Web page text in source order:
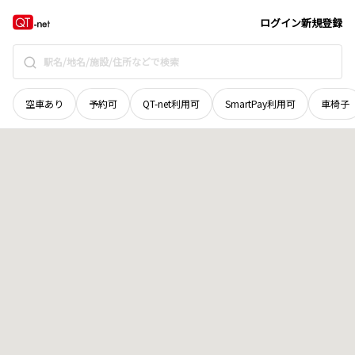
ログイン新規登録
空車あり 予約可 QT-net利用可 SmartPay利用可 車椅子
北海道